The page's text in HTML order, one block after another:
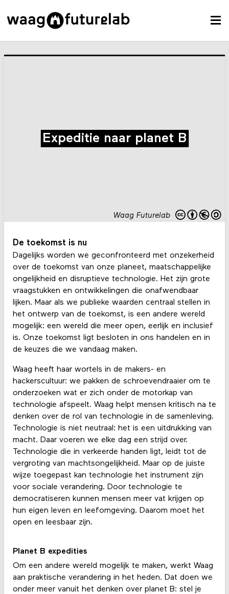
Waag Futurelab
Expeditie naar planet B
De toekomst is nu
Dagelijks worden we geconfronteerd met onzekerheid
over de toekomst van onze planeet, maatschappelijke
ongelijkheid en disruptieve technologie. Het zijn grote
vraagstukken en ontwikkelingen die onafwendbaar
lijken. Maar als we publieke waarden centraal stellen in
het ontwerp van de toekomst, is een andere wereld
mogelijk: een wereld die meer open, eerlijk en inclusief
is. Onze toekomst ligt besloten in ons handelen en in
de keuzes die we vandaag maken.
Waag heeft haar wortels in de makers- en
hackerscultuur: we pakken de schroevendraaier om te
onderzoeken wat er zich onder de motorkap van
technologie afspeelt. Waag helpt mensen kritisch na te
denken over de rol van technologie in de samenleving.
Technologie is niet neutraal: het is een uitdrukking van
macht. Daar voeren we elke dag een strijd over.
Technologie die in verkeerde handen ligt, leidt tot de
vergroting van machtsongelijkheid. Maar op de juiste
wijze toegepast kan technologie het instrument zijn
voor sociale verandering. Door technologie te
democratiseren kunnen mensen meer vat krijgen op
hun eigen leven en leefomgeving. Daarom moet het
open en leesbaar zijn.
Planet B expedities
Om een andere wereld mogelijk te maken, werkt Waag
aan praktische verandering in het heden. Dat doen we
onder meer vanuit het denken over planet B: stel je